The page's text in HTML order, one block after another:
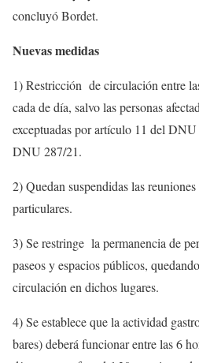
concluyó Bordet.
Nuevas medidas
1) Restricción de circulación entre
cada de día, salvo las personas
exceptuadas por artículo 11 del
DNU 287/21.
2) Quedan suspendidas las
particulares.
3) Se restringe la permanencia de
paseos y espacios públicos,
circulación en dichos lugares.
4) Se establece que la actividad
bares) deberá funcionar entre las 6